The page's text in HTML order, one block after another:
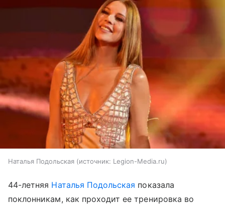
Наталья Подольская источник: Legion-Media.ru
44-летняя Наталья Подольская показала
поклонникам, как проходит ее тренировка во